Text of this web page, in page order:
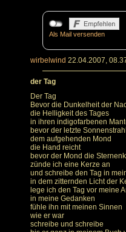
Als Mail versenden
wirbelwind 22.04.2007,
der Tag
Der Tag
Bevor die Dunkelheit der
die Helligkeit des Tages
in ihren indigofarbenen
bevor der letzte
dem aufgehenden Mond
die Hand reicht
bevor der Mond die
zünde ich eine Kerze an
und schreibe den Tag in
in dem zitternden Licht der
lege ich den Tag vor meine
in meine Gedanken
fühle ihn mit meinen Sinnen
wie er war
schreibe und schreibe